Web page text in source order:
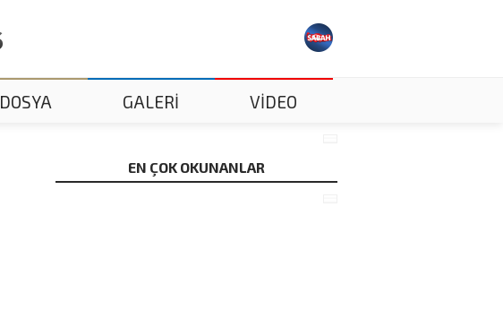
DOSYA GALERİ VİDEO
EN ÇOK OKUNANLAR